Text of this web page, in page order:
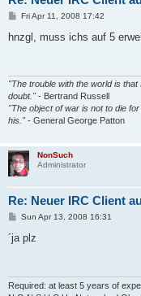
P
s
Fri Apr 11, 2008 17:42
hnzgl, muss ichs auf 5
"The trouble with the world is
doubt."- Bertrand Russell
"The object of war is not to die
his."- General George Patton
NonSuch
Administrator
Re: Neuer IRC Client
P
s
Sun Apr 13, 2008 16:31
´ja plz
Required: at least 5 years of